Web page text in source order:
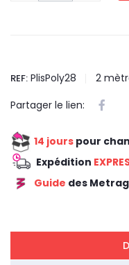
REF: PlisPoly28 2
Partager le lien:
14 jours pour
Expédition
Guide des